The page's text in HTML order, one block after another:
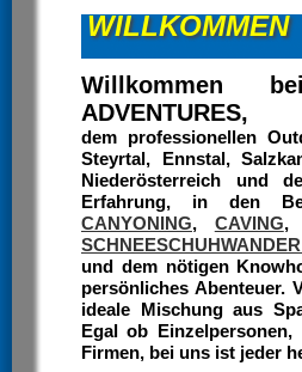
WILLKOMMEN
Willkommen
ADVENTURES,
dem professionellen
Steyrtal, Ennstal,
Niederösterreich und
Erfahrung, in den
CANYONING, CAVING,
und dem nötigen
persönliches Abenteuer.
ideale Mischung aus
Egal ob
Firmen, bei uns ist jeder